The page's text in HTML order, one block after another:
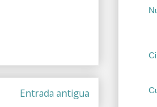
Entrada antigua